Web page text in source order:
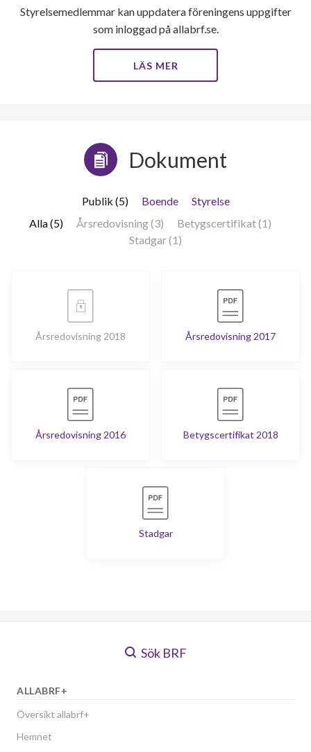
Styrelsemedlemmar kan uppdatera föreningens uppgifter
som inloggad på allabrf.se.
LÄS MER
Dokument
Publik (5) Boende
Styrelse
Alla (5)
Årsredovisning (3)
Betygscertifikat (1)
Stadgar (1)
Årsredovisning 2018 Årsredovisning 2017
Årsredovisning 2016 Betygscertifikat 2018
Stadgar
Sök BRF
ALLABRF+
Översikt allabrf+
Hemnet